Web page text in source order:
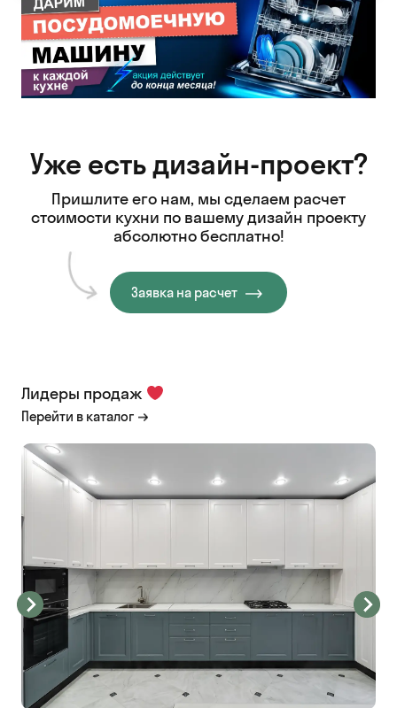
Уже есть дизайн-проект?
Пришлите его нам, мы сделаем расчет
стоимости кухни по вашему дизайн проекту
абсолютно бесплатно!
Заявка на расчет
Лидеры продаж
Перейти в каталог